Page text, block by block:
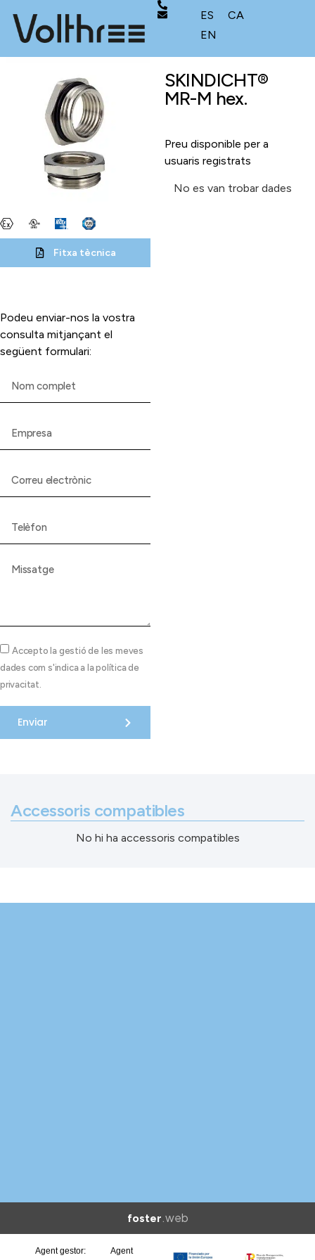
ES
CA
EN
Fitxa tècnica
Podeu enviar-nos la vostra
consulta mitjançant el
següent formulari:
Accepto la gestió de les meves
dades com s'indica a la política de
privacitat.
Enviar
SKINDICHT®
MR-M hex.
Preu disponible per a
usuaris registrats
No es van trobar dades
Accessoris compatibles
No hi ha accessoris compatibles
foster.web
Agent
Agent gestor: